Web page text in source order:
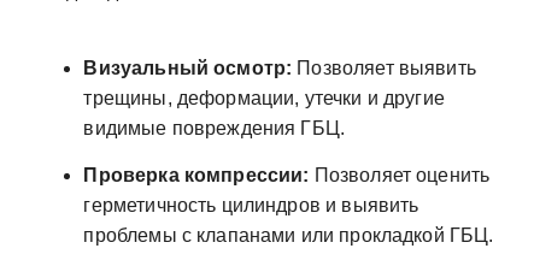
Визуальный осмотр: Позволяет выявить
трещины, деформации, утечки и другие
видимые повреждения ГБЦ.
Проверка компрессии: Позволяет оценить
герметичность цилиндров и выявить
проблемы с клапанами или прокладкой ГБЦ.